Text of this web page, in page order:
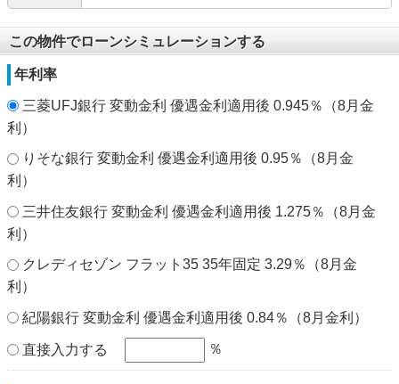
この物件でローンシミュレーションする
年利率
三菱UFJ銀行 変動金利 優遇金利適用後 0.945％（8月金
利）
りそな銀行 変動金利 優遇金利適用後 0.95％（8月金
利）
三井住友銀行 変動金利 優遇金利適用後 1.275％（8月金
利）
クレディセゾン フラット35 35年固定 3.29％（8月金
利）
紀陽銀行 変動金利 優遇金利適用後 0.84％（8月金利）
直接入力する ％